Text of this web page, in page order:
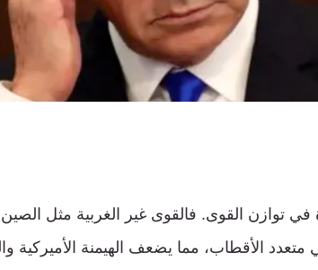
في توازن القوى. فالقوى غير الغربية مثل
الأقطاب، مما يضعف الهيمنة الأميركية